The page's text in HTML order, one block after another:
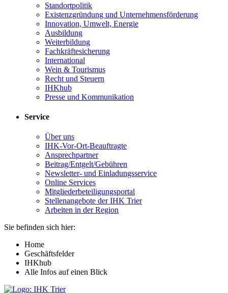
Standortpolitik
Existenzgründung und Unternehmensförderung
Innovation, Umwelt, Energie
Ausbildung
Weiterbildung
Fachkräftesicherung
International
Wein & Tourismus
Recht und Steuern
IHKhub
Presse und Kommunikation
Service
Über uns
IHK-Vor-Ort-Beauftragte
Ansprechpartner
Beitrag/Entgelt/Gebühren
Newsletter- und Einladungsservice
Online Services
Mitgliederbeteiligungsportal
Stellenangebote der IHK Trier
Arbeiten in der Region
Sie befinden sich hier:
Home
Geschäftsfelder
IHKhub
Alle Infos auf einen Blick